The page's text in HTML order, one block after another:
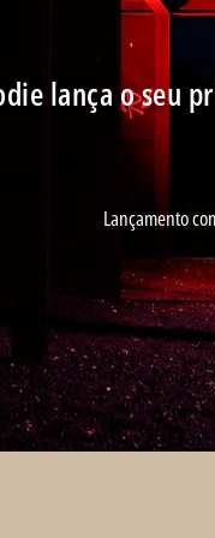
lança o seu
Lançamento